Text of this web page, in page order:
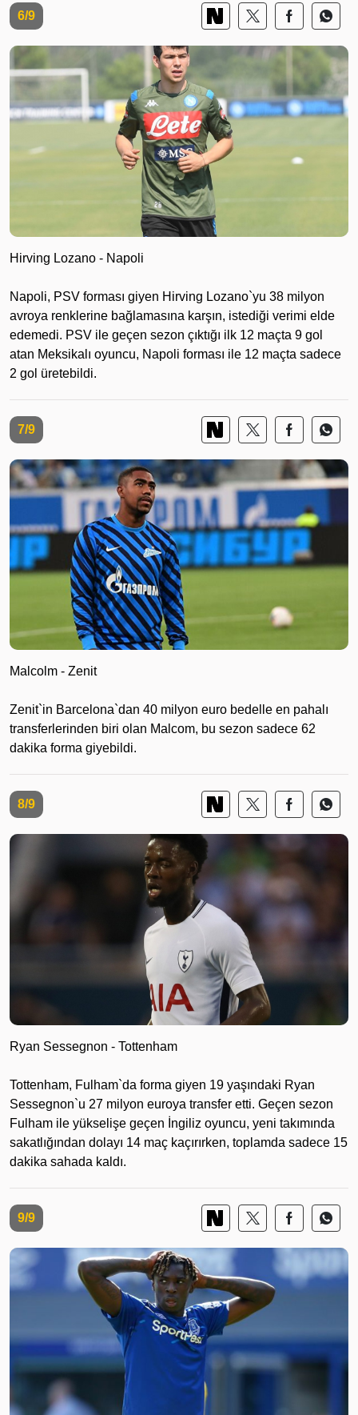
6/9
Hirving Lozano - Napoli
Napoli, PSV forması giyen Hirving Lozano`yu 38 milyon
avroya renklerine bağlamasına karşın, istediği verimi elde
edemedi. PSV ile geçen sezon çıktığı ilk 12 maçta 9 gol
atan Meksikalı oyuncu, Napoli forması ile 12 maçta sadece
2 gol üretebildi.
7/9
Malcolm - Zenit
Zenit`in Barcelona`dan 40 milyon euro bedelle en pahalı
transferlerinden biri olan Malcom, bu sezon sadece 62
dakika forma giyebildi.
8/9
Ryan Sessegnon - Tottenham
Tottenham, Fulham`da forma giyen 19 yaşındaki Ryan
Sessegnon`u 27 milyon euroya transfer etti. Geçen sezon
Fulham ile yükselişe geçen İngiliz oyuncu, yeni takımında
sakatlığından dolayı 14 maç kaçırırken, toplamda sadece 15
dakika sahada kaldı.
9/9